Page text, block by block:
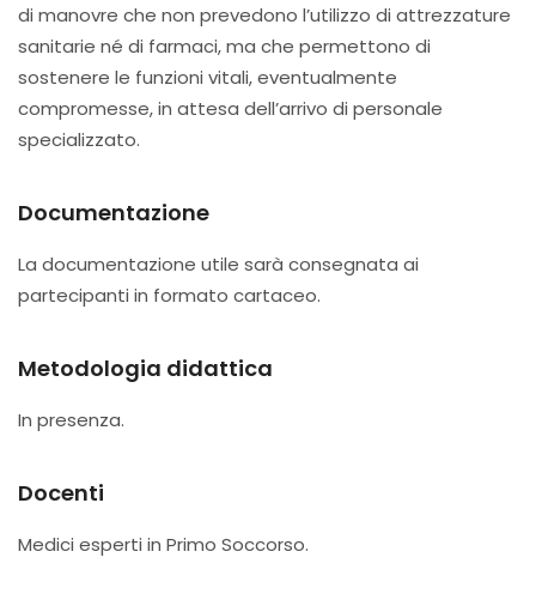
di manovre che non prevedono l’utilizzo di attrezzature
sanitarie né di farmaci, ma che permettono di
sostenere le funzioni vitali, eventualmente
compromesse, in attesa dell’arrivo di personale
specializzato.
Documentazione
La documentazione utile sarà consegnata ai
partecipanti in formato cartaceo.
Metodologia didattica
In presenza.
Docenti
Medici esperti in Primo Soccorso.